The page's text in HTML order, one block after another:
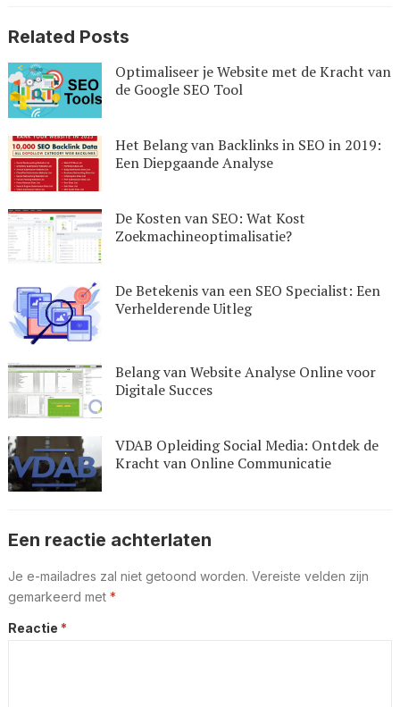
Related Posts
Optimaliseer je Website met de Kracht van
de Google SEO Tool
Het Belang van Backlinks in SEO in 2019:
Een Diepgaande Analyse
De Kosten van SEO: Wat Kost
Zoekmachineoptimalisatie?
De Betekenis van een SEO Specialist: Een
Verhelderende Uitleg
Belang van Website Analyse Online voor
Digitale Succes
VDAB Opleiding Social Media: Ontdek de
Kracht van Online Communicatie
Een reactie achterlaten
Je e-mailadres zal niet getoond worden. Vereiste velden zijn
gemarkeerd met *
Reactie *